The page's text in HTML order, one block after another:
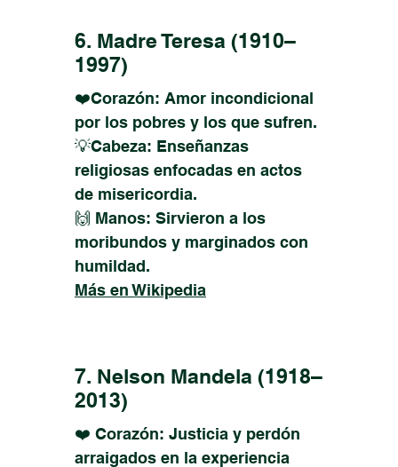
6. Madre Teresa (1910–
1997)
❤️Corazón: Amor incondicional
por los pobres y los que sufren.
💡Cabeza: Enseñanzas
religiosas enfocadas en actos
de misericordia.
🙌 Manos: Sirvieron a los
moribundos y marginados con
humildad.
Más en Wikipedia
7. Nelson Mandela (1918–
2013)
❤️ Corazón: Justicia y perdón
arraigados en la experiencia